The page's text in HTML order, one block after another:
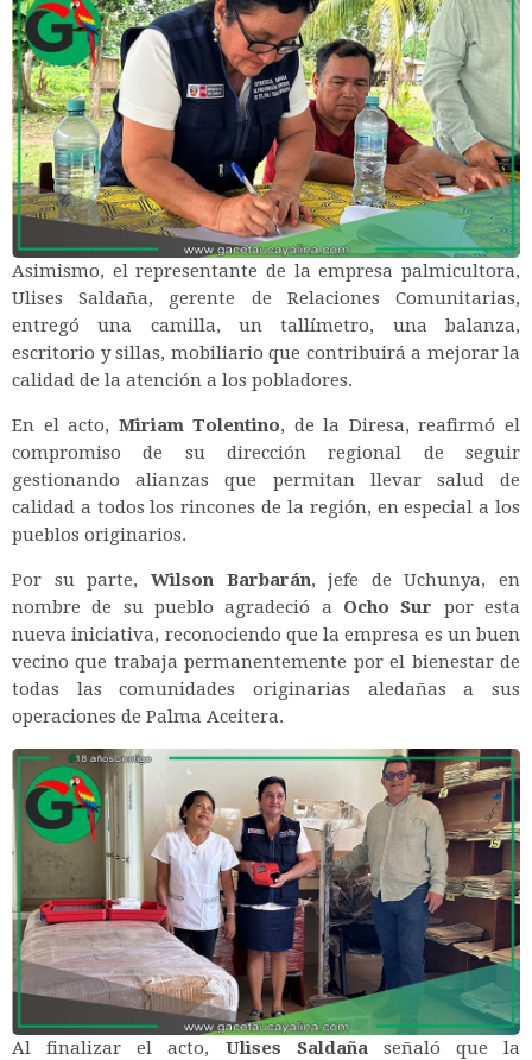
Asimismo, el representante de la empresa palmicultora,
Ulises Saldaña, gerente de Relaciones Comunitarias,
entregó una camilla, un tallímetro, una balanza,
escritorio y sillas, mobiliario que contribuirá a mejorar la
calidad de la atención a los pobladores.
En el acto, Miriam Tolentino, de la Diresa, reafirmó el
compromiso de su dirección regional de seguir
gestionando alianzas que permitan llevar salud de
calidad a todos los rincones de la región, en especial a los
pueblos originarios.
Por su parte, Wilson Barbarán, jefe de Uchunya, en
nombre de su pueblo agradeció a Ocho Sur por esta
nueva iniciativa, reconociendo que la empresa es un buen
vecino que trabaja permanentemente por el bienestar de
todas las comunidades originarias aledañas a sus
operaciones de Palma Aceitera.
Al finalizar el acto, Ulises Saldañaseñaló que la